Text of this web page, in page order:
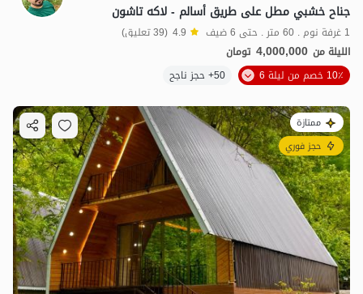
جناح خشبي مطل على طريق أسالم - لاكه تاشون
1 غرفة نوم . 60 متر . حتى 6 ضيف 4.9 (39 تعليق)
الليلة من 4,000,000 تومان
10٪ خصم من ليلة 6
50+ حجز ناجح
ممتازة
حجز فوري